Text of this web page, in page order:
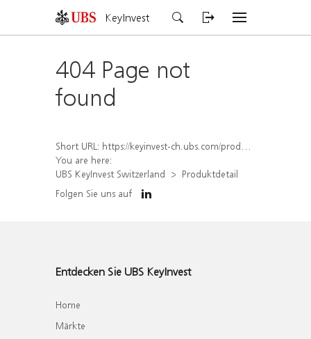
KeyInvest
404 Page not
found
Short URL: https://keyinvest-ch.ubs.com/produkt/detail/index/isin/CH1572302714
You are here:
UBS KeyInvest Switzerland
Produktdetail
Folgen Sie uns auf
Entdecken Sie UBS KeyInvest
Home
Märkte